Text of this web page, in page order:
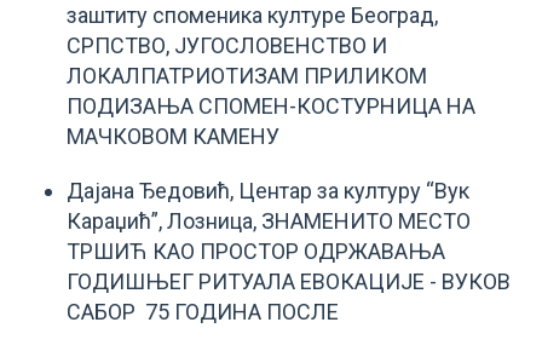
заштиту споменика културе Београд,
СРПСТВО, ЈУГОСЛОВЕНСТВО И
ЛОКАЛПАТРИОТИЗАМ ПРИЛИКОМ
ПОДИЗАЊА СПОМЕН-КОСТУРНИЦА НА
МАЧКОВОМ КАМЕНУ
Дајана Ђедовић, Центар за културу “Вук
Караџић”, Лозница, ЗНАМЕНИТО МЕСТО
ТРШИЋ КАО ПРОСТОР ОДРЖАВАЊА
ГОДИШЊЕГ РИТУАЛА ЕВОКАЦИЈЕ - ВУКОВ
САБОР 75 ГОДИНА ПОСЛЕ